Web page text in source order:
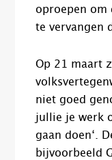
oproepen om
te vervangen
Op 21 maart
niet goed
jullie je werk
gaan doen‘.
bijvoorbeeld